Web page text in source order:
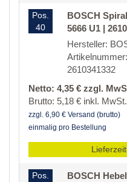
Pos.
40
BOSCH
5666 U1 |
Hersteller:
2610341332
Netto: 4,35 € zzgl.
Brutto: 5,18 € inkl. MwSt.
zzgl. 6,90 € Versand (brutto)
einmalig pro Bestellung
Pos.
BOSCH